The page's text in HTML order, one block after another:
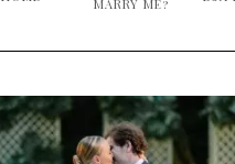
MARRY ME?